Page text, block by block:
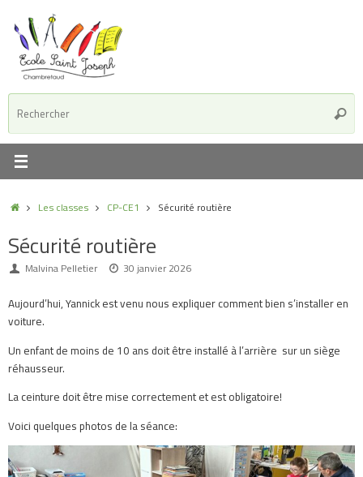
contenu
:
AccueilLes classes CP-CE1 Sécurité routière
Sécurité routière
Malvina Pelletier 30 janvier 2026
Aujourd’hui, Yannick est venu nous expliquer comment bien s’installer en
voiture.
Un enfant de moins de 10 ans doit être installé à l’arrière sur un siège
réhausseur.
La ceinture doit être mise correctement et est obligatoire!
Voici quelques photos de la séance: